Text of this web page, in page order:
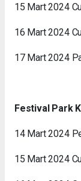
15 Mart 2024
16 Mart 2024
17 Mart 2024
Festival Park
14 Mart 2024
15 Mart 2024